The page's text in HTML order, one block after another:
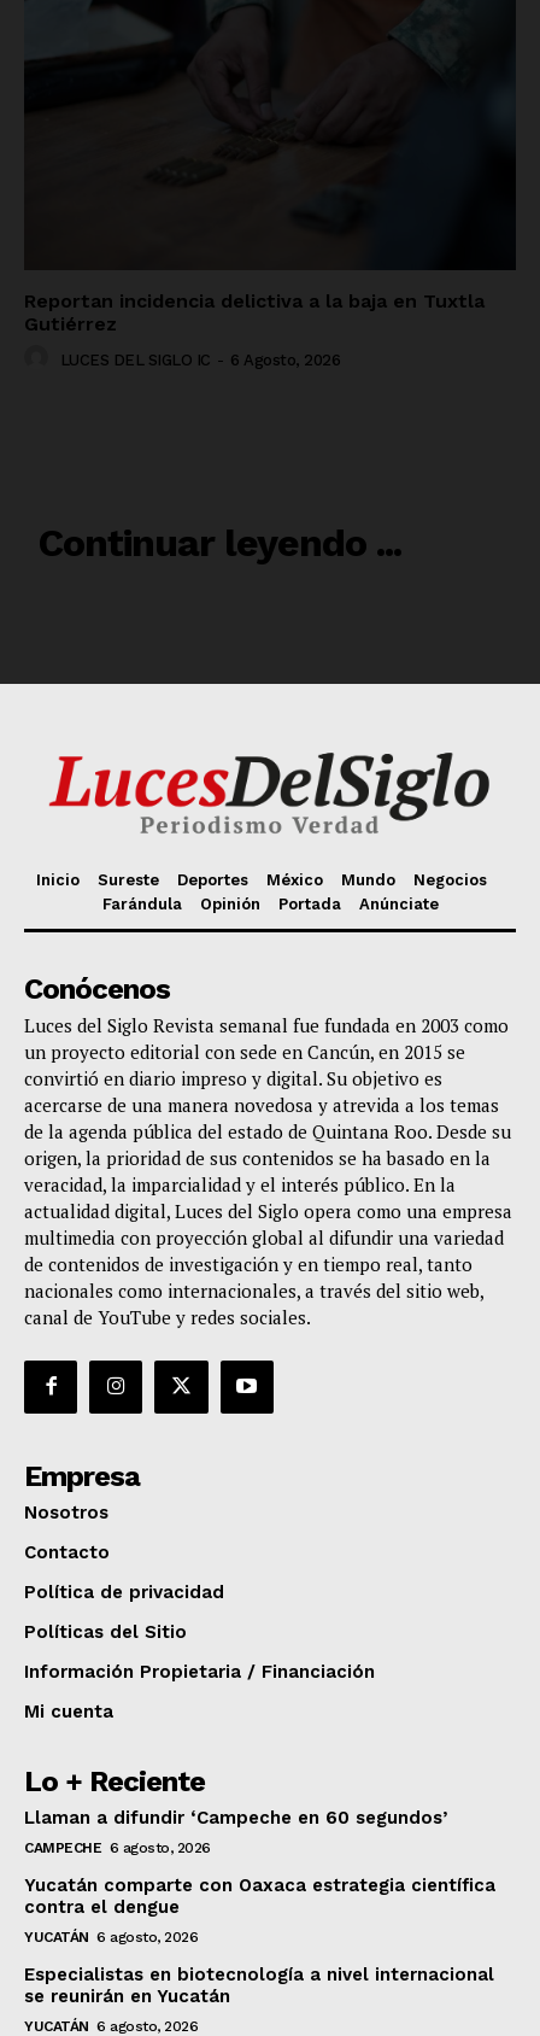
Inicio Sureste Deportes México Mundo
Negocios
Farándula
Opinión Portada Anúnciate
Conócenos
Luces del Siglo Revista semanal fue fundada en 2003 como
un proyecto editorial con sede en Cancún, en 2015 se
convirtió en diario impreso y digital. Su objetivo es
acercarse de una manera novedosa y atrevida a los temas
de la agenda pública del estado de Quintana Roo. Desde su
origen, la prioridad de sus contenidos se ha basado en la
veracidad, la imparcialidad y el interés público. En la
actualidad digital, Luces del Siglo opera como una empresa
multimedia con proyección global al difundir una variedad
de contenidos de investigación y en tiempo real, tanto
nacionales como internacionales, a través del sitio web,
canal de YouTube y redes sociales.
Empresa
Nosotros
Contacto
Política de privacidad
Políticas del Sitio
Información Propietaria / Financiación
Mi cuenta
Lo + Reciente
Llaman a difundir ‘Campeche en 60 segundos’
CAMPECHE 6 agosto, 2026
Yucatán comparte con Oaxaca estrategia científica
contra el dengue
YUCATÁN 6 agosto, 2026
Especialistas en biotecnología a nivel internacional
se reunirán en Yucatán
YUCATÁN 6 agosto, 2026